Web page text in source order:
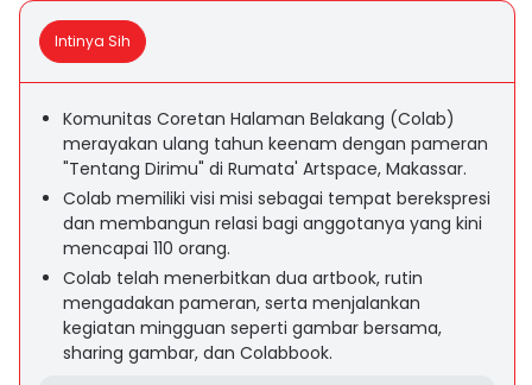
Intinya Sih
Komunitas Coretan Halaman Belakang (Colab)
merayakan ulang tahun keenam dengan pameran
"Tentang Dirimu" di Rumata' Artspace, Makassar.
Colab memiliki visi misi sebagai tempat berekspresi
dan membangun relasi bagi anggotanya yang kini
mencapai 110 orang.
Colab telah menerbitkan dua artbook, rutin
mengadakan pameran, serta menjalankan
kegiatan mingguan seperti gambar bersama,
sharing gambar, dan Colabbook.